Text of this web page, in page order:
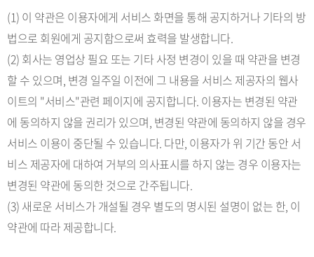
(1) 이 약관은 이용자에게 서비스 화면을 통해 공지하거나 기타의 방
법으로 회원에게 공지함으로써 효력을 발생합니다.
(2) 회사는 영업상 필요 또는 기타 사정 변경이 있을 때 약관을 변경
할 수 있으며, 변경 일주일 이전에 그 내용을 서비스 제공자의 웹사
이트의 "서비스"관련 페이지에 공지합니다. 이용자는 변경된 약관
에 동의하지 않을 권리가 있으며, 변경된 약관에 동의하지 않을 경우
서비스 이용이 중단될 수 있습니다. 다만, 이용자가 위 기간 동안 서
비스 제공자에 대하여 거부의 의사표시를 하지 않는 경우 이용자는
변경된 약관에 동의한 것으로 간주됩니다.
(3) 새로운 서비스가 개설될 경우 별도의 명시된 설명이 없는 한, 이
약관에 따라 제공합니다.